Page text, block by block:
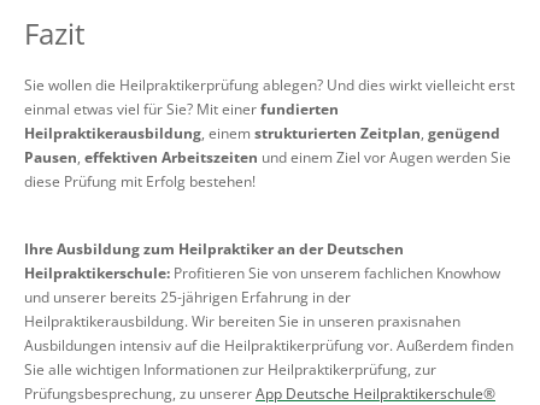
Fazit
Sie wollen die Heilpraktikerprüfung ablegen? Und dies wirkt vielleicht erst
einmal etwas viel für Sie? Mit einerfundierten
Heilpraktikerausbildung, einem strukturierten Zeitplan, genügend
Pausen, effektiven Arbeitszeiten und einem Ziel vor Augen werden Sie
diese Prüfung mit Erfolg bestehen!
Ihre Ausbildung zum Heilpraktiker an der Deutschen
Heilpraktikerschule: Profitieren Sie von unserem fachlichen Knowhow
und unserer bereits 25-jährigen Erfahrung in der
Heilpraktikerausbildung. Wir bereiten Sie in unseren praxisnahen
Ausbildungen intensiv auf die Heilpraktikerprüfung vor. Außerdem finden
Sie alle wichtigen Informationen zur Heilpraktikerprüfung, zur
Prüfungsbesprechung, zu unsererApp Deutsche Heilpraktikerschule®